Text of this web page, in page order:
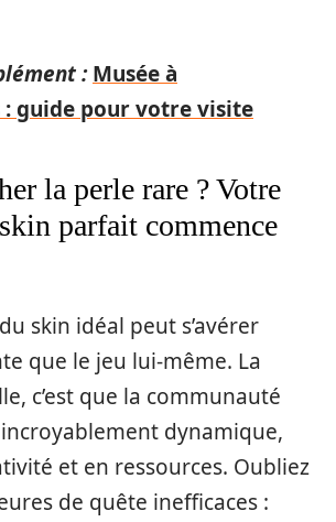
: Musée à
: guide pour votre visite
la perle rare ? Votre
parfait commence
skin idéal peut s’avérer
que le jeu lui-même. La
c’est que la communauté
dynamique,
et en ressources. Oubliez
de quête inefficaces :